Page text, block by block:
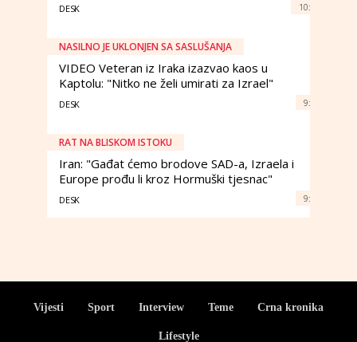
DESK 10:
NASILNO JE UKLONJEN SA SASLUŠANJA
VIDEO Veteran iz Iraka izazvao kaos u
Kaptolu: "Nitko ne želi umirati za Izrael"
DESK 9:
RAT NA BLISKOM ISTOKU
Iran: "Gađat ćemo brodove SAD-a, Izraela i
Europe prođu li kroz Hormuški tjesnac"
DESK 9:
Vijesti Sport Interview Teme Crna kronika
Lifestyle